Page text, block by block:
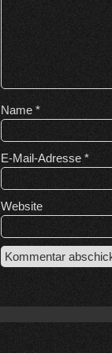
Name *
E-Mail-Adresse *
Website